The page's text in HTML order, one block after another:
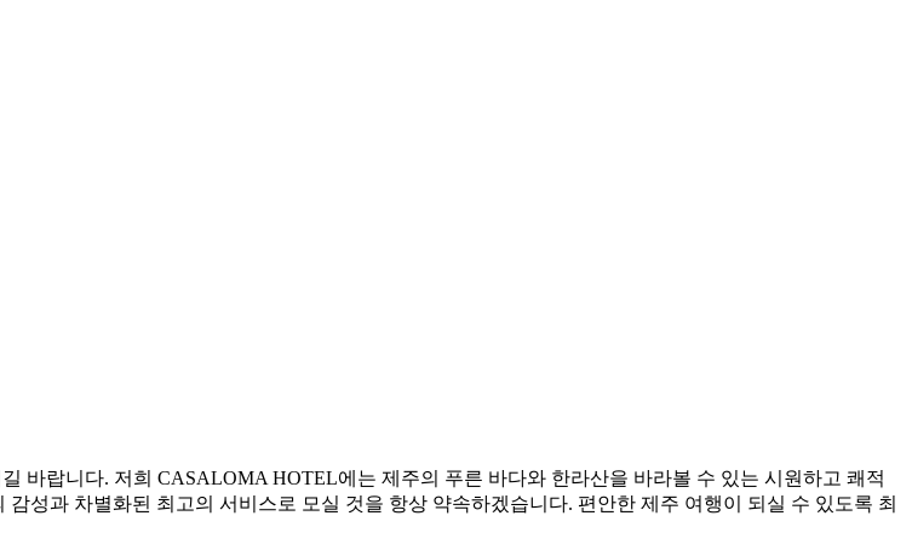
바랍니다. 저희 CASALOMA HOTEL에는 제주의 푸른 바다와 한라산을 바라볼 수 있는 시원하고 쾌적
성과 차별화된 최고의 서비스로 모실 것을 항상 약속하겠습니다. 편안한 제주 여행이 되실 수 있도록 최